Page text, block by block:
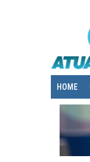
HOME